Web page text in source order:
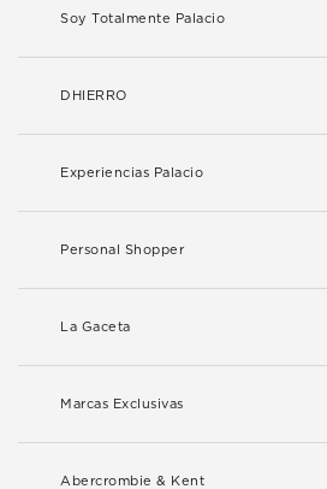
Soy Totalmente Palacio
DHIERRO
Experiencias Palacio
Personal Shopper
La Gaceta
Marcas Exclusivas
Abercrombie & Kent